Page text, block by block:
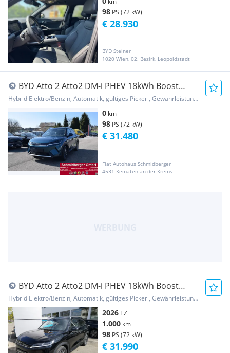
98 PS (72 kW)
BYD Steiner
1020 Wien, 02. Bezirk, Leopoldstadt
€ 28.930
BYD Atto 2 Atto2 DM-i PHEV 18kWh Boost
Österreich Paket
Hybrid Elektro/Benzin, Automatik, gültiges Pickerl, Gewährleistung, Garantie
0 km
98 PS (72 kW)
Fiat Autohaus Schmidberger
4531 Kematen an der Krems
€ 31.480
BYD Atto 2 Atto2 DM-i PHEV 18kWh Boost
Österreich Paket
Hybrid Elektro/Benzin, Automatik, gültiges Pickerl, Gewährleistung, Garantie
2026 EZ
1.000 km
98 PS (72 kW)
€ 31.990